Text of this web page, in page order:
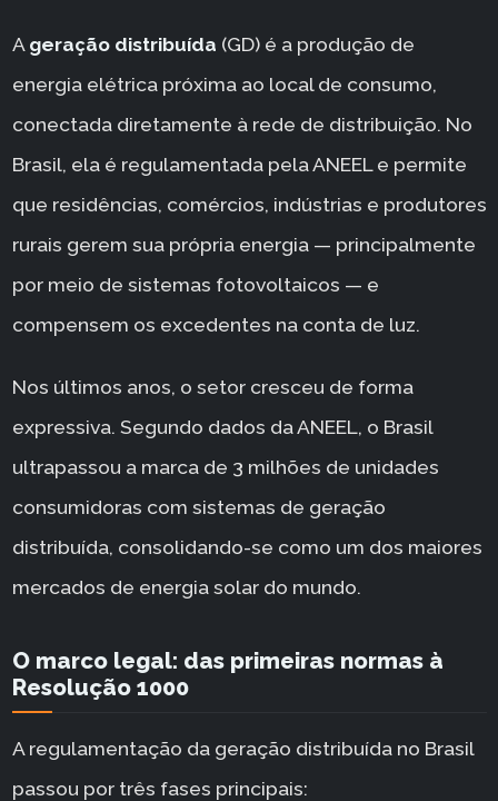
A geração distribuída (GD) é a produção de
energia elétrica próxima ao local de consumo,
conectada diretamente à rede de distribuição. No
Brasil, ela é regulamentada pela ANEEL e permite
que residências, comércios, indústrias e produtores
rurais gerem sua própria energia — principalmente
por meio de sistemas fotovoltaicos — e
compensem os excedentes na conta de luz.
Nos últimos anos, o setor cresceu de forma
expressiva. Segundo dados da ANEEL, o Brasil
ultrapassou a marca de 3 milhões de unidades
consumidoras com sistemas de geração
distribuída, consolidando-se como um dos maiores
mercados de energia solar do mundo.
O marco legal: das primeiras normas à
Resolução 1000
A regulamentação da geração distribuída no Brasil
passou por três fases principais: